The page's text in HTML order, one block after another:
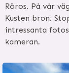
Röros. På vår
Kusten bron.
intressanta
kameran.